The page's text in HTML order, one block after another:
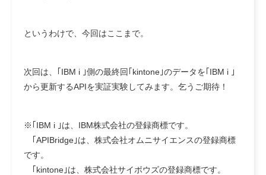
というわけで、今回はここまで。
次回は、｢IBM i ｣側の最終回｢kintone｣のデータを｢IBM i ｣
から更新するAPIを実証実験してみます。乞うご期待！
※｢IBM i ｣は、IBM株式会社の登録商標です。
｢APIBridge｣は、株式会社オムニサイエンスの登録商標
です。
｢kintone｣は、株式会社サイボウズの登録商標です。